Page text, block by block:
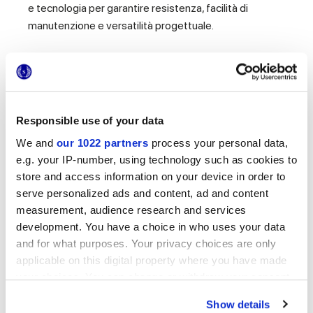
Responsible use of your data
We and our 1022 partners process your personal data,
e.g. your IP-number, using technology such as cookies to
store and access information on your device in order to
serve personalized ads and content, ad and content
measurement, audience research and services
development. You have a choice in who uses your data
and for what purposes. Your privacy choices are only
applicable on this digital property where you have made
your choices. You can change or withdraw your consent
Show details
e tecnologia per garantire resistenza, facilità di
manutenzione e versatilità progettuale.